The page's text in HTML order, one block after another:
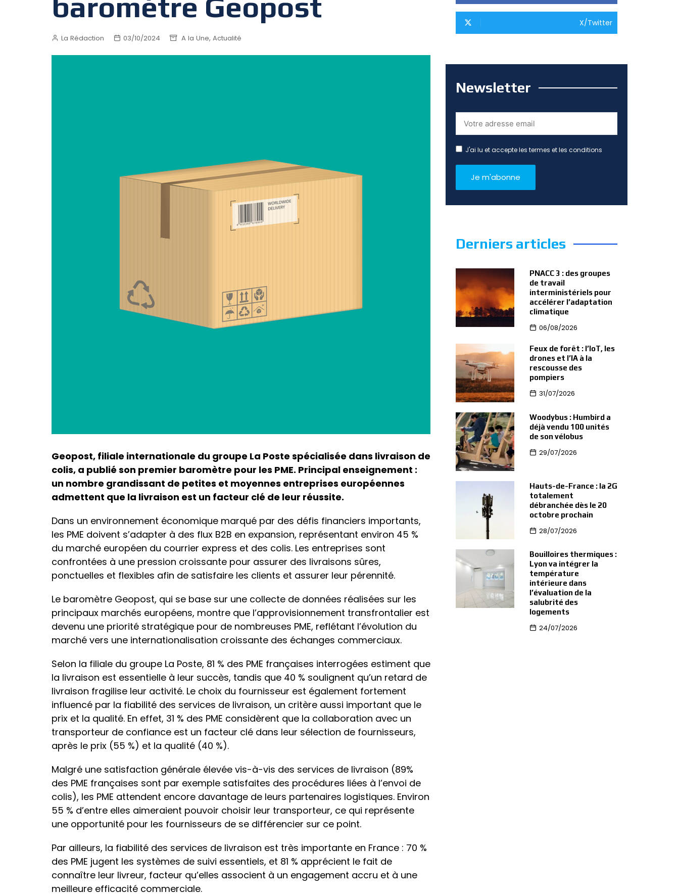
La Rédaction 03/10/2024 A la Une, Actualité
Geopost, filiale internationale du groupe La Poste spécialisée dans livraison de
colis, a publié son premier baromètre pour les PME. Principal enseignement :
un nombre grandissant de petites et moyennes entreprises européennes
admettent que la livraison est un facteur clé de leur réussite.
Dans un environnement économique marqué par des défis financiers importants,
les PME doivent s’adapter à des flux B2B en expansion, représentant environ 45 %
du marché européen du courrier express et des colis. Les entreprises sont
confrontées à une pression croissante pour assurer des livraisons sûres,
ponctuelles et flexibles afin de satisfaire les clients et assurer leur pérennité.
Le baromètre Geopost, qui se base sur une collecte de données réalisées sur les
principaux marchés européens, montre que l’approvisionnement transfrontalier est
devenu une priorité stratégique pour de nombreuses PME, reflétant l’évolution du
marché vers une internationalisation croissante des échanges commerciaux.
Selon la filiale du groupe La Poste, 81 % des PME françaises interrogées estiment que
la livraison est essentielle à leur succès, tandis que 40 % soulignent qu’un retard de
livraison fragilise leur activité. Le choix du fournisseur est également fortement
influencé par la fiabilité des services de livraison, un critère aussi important que le
prix et la qualité. En effet, 31 % des PME considèrent que la collaboration avec un
transporteur de confiance est un facteur clé dans leur sélection de fournisseurs,
après le prix (55 %) et la qualité (40 %).
Malgré une satisfaction générale élevée vis-à-vis des services de livraison (89%
des PME françaises sont par exemple satisfaites des procédures liées à l’envoi de
colis), les PME attendent encore davantage de leurs partenaires logistiques. Environ
55 % d’entre elles aimeraient pouvoir choisir leur transporteur, ce qui représente
une opportunité pour les fournisseurs de se différencier sur ce point.
Par ailleurs, la fiabilité des services de livraison est très importante en France : 70 %
des PME jugent les systèmes de suivi essentiels, et 81 % apprécient le fait de
connaître leur livreur, facteur qu’elles associent à un engagement accru et à une
meilleure efficacité commerciale.
X/Twitter
Newsletter
J'ai lu et accepte les termes et les conditions
Derniers articles
PNACC 3 : des groupes
de travail
interministériels pour
accélérer l’adaptation
climatique
06/08/2026
Feux de forêt : l’IoT, les
drones et l’IA à la
rescousse des
pompiers
31/07/2026
Woodybus : Humbird a
déjà vendu 100 unités
de son vélobus
29/07/2026
Hauts-de-France : la 2G
totalement
débranchée dès le 20
octobre prochain
28/07/2026
Bouilloires thermiques :
Lyon va intégrer la
température
intérieure dans
l’évaluation de la
salubrité des
logements
24/07/2026